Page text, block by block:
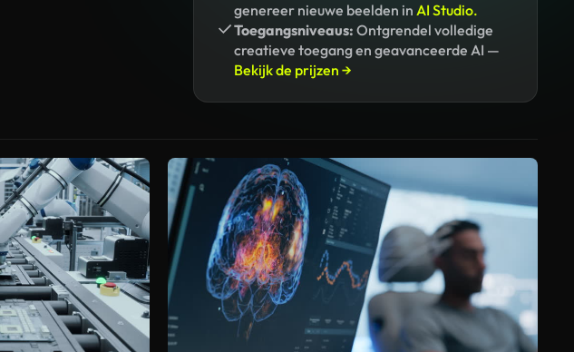
genereer nieuwe beelden in AI Studio.
Toegangsniveaus: Ontgrendel volledige
creatieve toegang en geavanceerde AI —
Bekijk de prijzen →